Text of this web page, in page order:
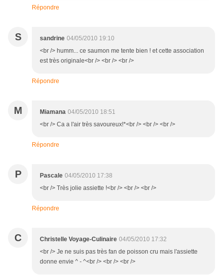
Répondre
S sandrine 04/05/2010 19:10
<br /> humm... ce saumon me tente bien ! et cette association
est très originale<br /> <br /> <br />
Répondre
M Miamana 04/05/2010 18:51
<br /> Ca a l'air très savoureux!*<br /> <br /> <br />
Répondre
P Pascale 04/05/2010 17:38
<br /> Très jolie assiette !<br /> <br /> <br />
Répondre
C Christelle Voyage-Culinaire 04/05/2010 17:32
<br /> Je ne suis pas très fan de poisson cru mais l'assiette
donne envie ^ - ^<br /> <br /> <br />